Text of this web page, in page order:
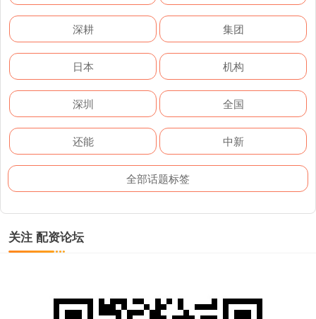
深耕 集团
日本 机构
深圳 全国
还能 中新
全部话题标签
关注 配资论坛